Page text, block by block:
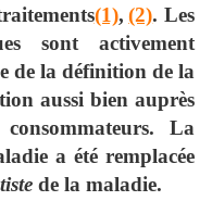
(1), (2). Les
sont activement
de la définition de la
aussi bien auprès
La
a été remplacée
de la maladie.